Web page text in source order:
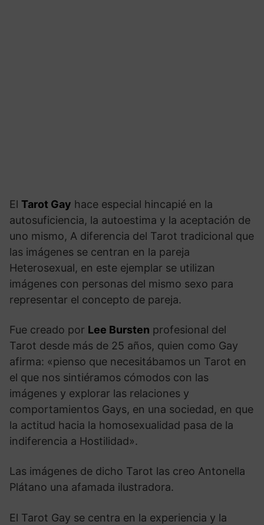
El Tarot Gay hace especial hincapié en la
autosuficiencia, la autoestima y la aceptación de
uno mismo, A diferencia del Tarot tradicional que
las imágenes se centran en la pareja
Heterosexual, en este ejemplar se utilizan
imágenes con personas del mismo sexo para
representar el concepto de pareja.
Fue creado por Lee Bursten profesional del
Tarot desde más de 25 años, quien como Gay
afirma: «pienso que necesitábamos un Tarot en
el que nos sintiéramos cómodos con las
imágenes y explorar las relaciones y
comportamientos Gays, en una sociedad, en que
la actitud hacia la homosexualidad pasa de la
indiferencia a Hostilidad».
Las imágenes de dicho Tarot las creo Antonella
Plátano una afamada ilustradora.
El Tarot Gay se centra en la experiencia y la